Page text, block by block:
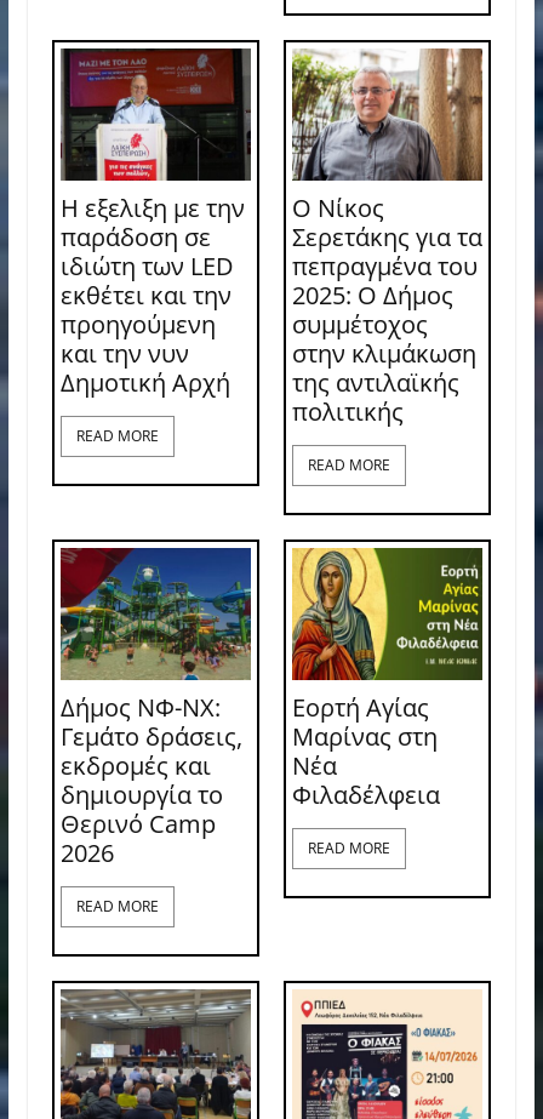
Η εξελιξη με την
παράδοση σε
ιδιώτη των LED
εκθέτει και την
προηγούμενη
και την νυν
Δημοτική Αρχή
READ MORE
Ο Νίκος
Σερετάκης για τα
πεπραγμένα του
2025: Ο Δήμος
συμμέτοχος
στην κλιμάκωση
της αντιλαϊκής
πολιτικής
READ MORE
Δήμος ΝΦ-ΝΧ:
Γεμάτο δράσεις,
εκδρομές και
δημιουργία το
Θερινό Camp
2026
READ MORE
Εορτή Αγίας
Μαρίνας στη
Νέα
Φιλαδέλφεια
READ MORE